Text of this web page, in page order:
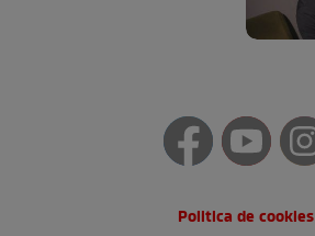
Politica de cookies